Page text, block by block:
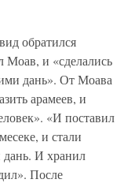
обратился
Моав, и «сделались
дань». От Моава
арамеев, и
«И поставил
и стали
И хранил
После